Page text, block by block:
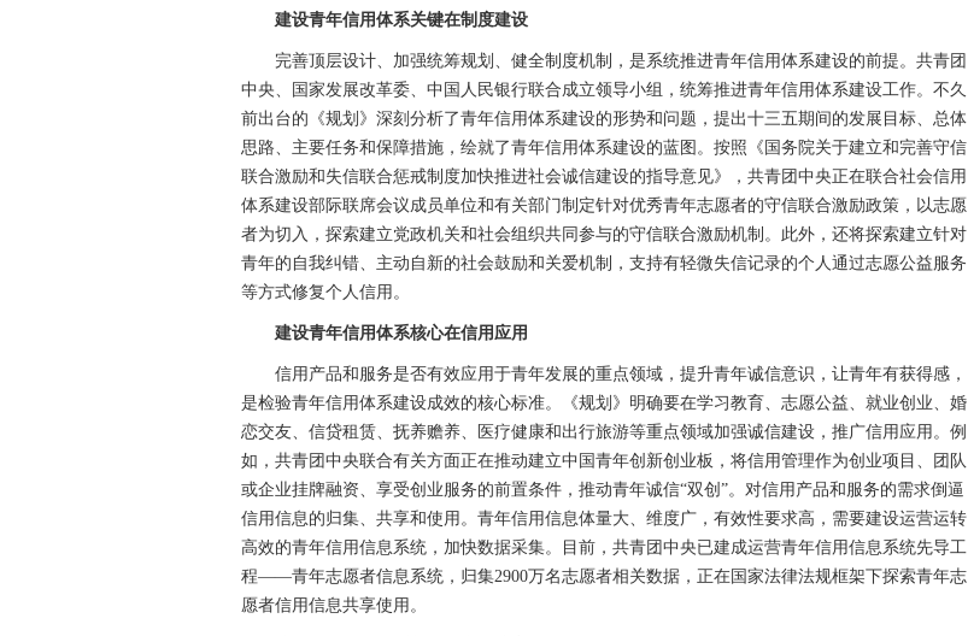
建设青年信用体系关键在制度建设
完善顶层设计、加强统筹规划、健全制度机制，是系统推进青年信用体系建设的前提。共青团
中央、国家发展改革委、中国人民银行联合成立领导小组，统筹推进青年信用体系建设工作。不久
前出台的《规划》深刻分析了青年信用体系建设的形势和问题，提出十三五期间的发展目标、总体
思路、主要任务和保障措施，绘就了青年信用体系建设的蓝图。按照《国务院关于建立和完善守信
联合激励和失信联合惩戒制度加快推进社会诚信建设的指导意见》，共青团中央正在联合社会信用
体系建设部际联席会议成员单位和有关部门制定针对优秀青年志愿者的守信联合激励政策，以志愿
者为切入，探索建立党政机关和社会组织共同参与的守信联合激励机制。此外，还将探索建立针对
青年的自我纠错、主动自新的社会鼓励和关爱机制，支持有轻微失信记录的个人通过志愿公益服务
等方式修复个人信用。
建设青年信用体系核心在信用应用
信用产品和服务是否有效应用于青年发展的重点领域，提升青年诚信意识，让青年有获得感，
是检验青年信用体系建设成效的核心标准。《规划》明确要在学习教育、志愿公益、就业创业、婚
恋交友、信贷租赁、抚养赡养、医疗健康和出行旅游等重点领域加强诚信建设，推广信用应用。例
如，共青团中央联合有关方面正在推动建立中国青年创新创业板，将信用管理作为创业项目、团队
或企业挂牌融资、享受创业服务的前置条件，推动青年诚信“双创”。对信用产品和服务的需求倒逼
信用信息的归集、共享和使用。青年信用信息体量大、维度广，有效性要求高，需要建设运营运转
高效的青年信用信息系统，加快数据采集。目前，共青团中央已建成运营青年信用信息系统先导工
程——青年志愿者信息系统，归集2900万名志愿者相关数据，正在国家法律法规框架下探索青年志
愿者信用信息共享使用。